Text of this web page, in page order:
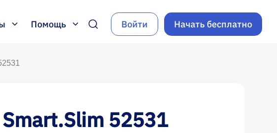
Помощь Войти Начать бесплатно
52531